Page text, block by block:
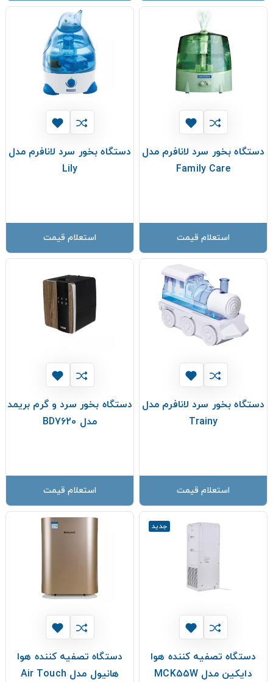
دستگاه بخور سرد لانافرم مدل
Family Care
استعلام قیمت
دستگاه بخور سرد لانافرم مدل
Lily
استعلام قیمت
دستگاه بخور سرد لانافرم مدل
Trainy
استعلام قیمت
دستگاه بخور سرد و گرم بریمد
مدل BD7620
استعلام قیمت
جدید
دستگاه تصفیه کننده هوا
دایکین مدل MCK55W
دستگاه تصفیه کننده هوا
هانیول مدل Air Touch